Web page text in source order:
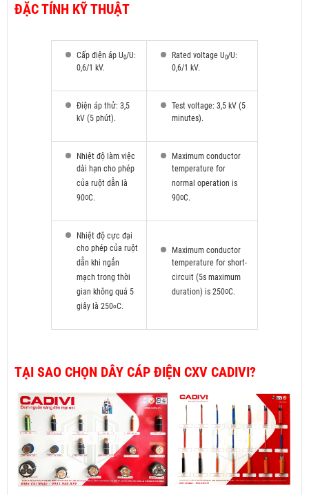
ĐẶC TÍNH KỸ THUẬT
Cấp điện áp U0/U:
0,6/1 kV.
Rated voltage U0/U:
0,6/1 kV.
Điện áp thử: 3,5
kV (5 phút).
Test voltage: 3,5 kV (5
minutes).
Nhiệt độ làm việc
dài hạn cho phép
của ruột dẫn là
90OC.
Maximum conductor
temperature for
normal operation is
90OC.
Nhiệt độ cực đại
cho phép của ruột
dẫn khi ngắn
mạch trong thời
gian không quá 5
giây là 250oC.
Maximum conductor
temperature for short-
circuit (5s maximum
duration) is 250OC.
TẠI SAO CHỌN DÂY CÁP ĐIỆN CXV CADIVI?